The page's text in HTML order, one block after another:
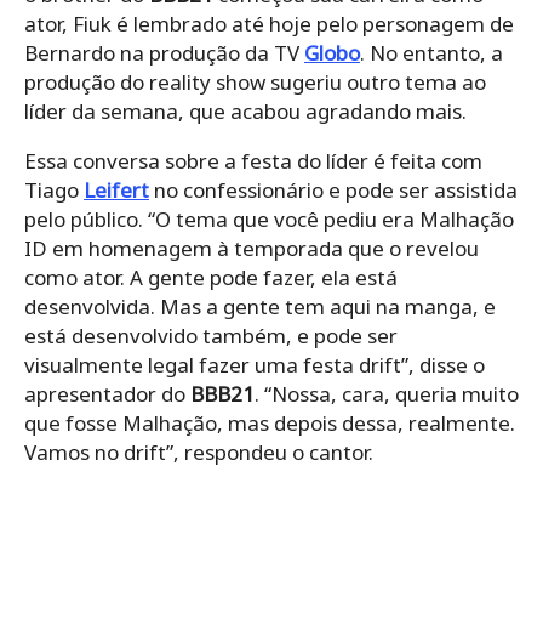
ator, Fiuk é lembrado até hoje pelo personagem de
Bernardo na produção da TV Globo. No entanto, a
produção do reality show sugeriu outro tema ao
líder da semana, que acabou agradando mais.
Essa conversa sobre a festa do líder é feita com
Tiago Leifert no confessionário e pode ser assistida
pelo público. “O tema que você pediu era Malhação
ID em homenagem à temporada que o revelou
como ator. A gente pode fazer, ela está
desenvolvida. Mas a gente tem aqui na manga, e
está desenvolvido também, e pode ser
visualmente legal fazer uma festa drift”, disse o
apresentador do BBB21. “Nossa, cara, queria muito
que fosse Malhação, mas depois dessa, realmente.
Vamos no drift”, respondeu o cantor.